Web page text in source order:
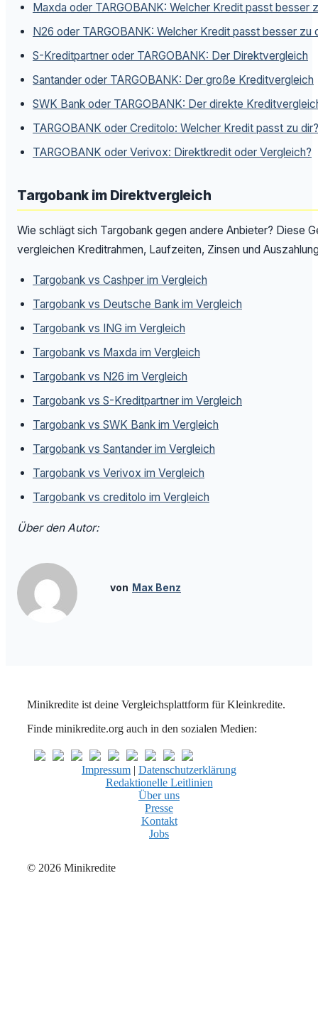
Maxda oder TARGOBANK: Welcher Kredit passt besser
N26 oder TARGOBANK: Welcher Kredit passt besser zu
S-Kreditpartner oder TARGOBANK: Der Direktvergleich
Santander oder TARGOBANK: Der große Kreditvergleich
SWK Bank oder TARGOBANK: Der direkte
TARGOBANK oder Creditolo: Welcher Kredit passt zu dir?
TARGOBANK oder Verivox: Direktkredit oder Vergleich?
Targobank im Direktvergleich
Wie schlägt sich Targobank gegen andere Anbieter? Diese
vergleichen Kreditrahmen, Laufzeiten, Zinsen und
Targobank vs Cashper im Vergleich
Targobank vs Deutsche Bank im Vergleich
Targobank vs ING im Vergleich
Targobank vs Maxda im Vergleich
Targobank vs N26 im Vergleich
Targobank vs S-Kreditpartner im Vergleich
Targobank vs SWK Bank im Vergleich
Targobank vs Santander im Vergleich
Targobank vs Verivox im Vergleich
Targobank vs creditolo im Vergleich
Über den Autor:
Max Benz
Minikredite ist deine Vergleichsplattform für Kleinkredite.
Finde minikredite.org auch in den sozialen Medien:
Impressum | Datenschutzerklärung
Redaktionelle Leitlinien
Über uns
Presse
Kontakt
Jobs
© 2026 Minikredite